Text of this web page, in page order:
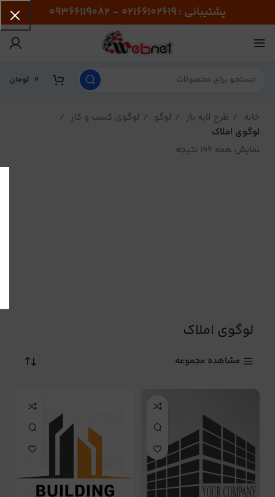
پشتیبانی : 02166102619 - 09366119082
0 تومان
خانه طرح لایه باز لوگو
لوگوی کسب و کار
لوگوی املاک
نمایش همه 106 نتیجه
لوگوی املاک
مشاهده مجموعه